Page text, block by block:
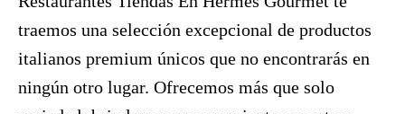
traemos una selección excepcional de productos
italianos premium únicos que no encontrarás en
ningún otro lugar. Ofrecemos más que solo